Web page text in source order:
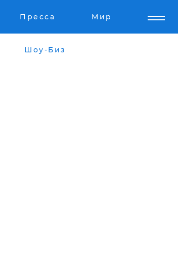
Пресса Мир
Шоу-Биз